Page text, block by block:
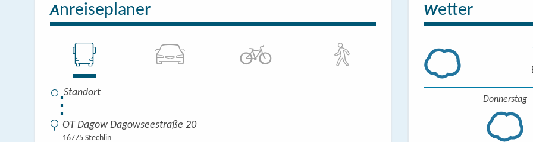
Anreiseplaner
⋮
OT Dagow Dagowseestraße 20
16775 Stechlin
Wetter
Donnerstag